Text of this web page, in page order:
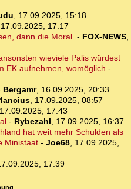
, 17.09.2025, 15:18
17.09.2025, 17:17
dann die Moral. - FOX-NEWS,
wieviele Palis würdest
EK aufnehmen, womöglich -
Bergamr, 16.09.2025, 20:33
, 17.09.2025, 08:57
17.09.2025, 17:43
- Rybezahl, 17.09.2025, 16:37
hat weit mehr Schulden als
Ministaat - Joe68, 17.09.2025,
17:39